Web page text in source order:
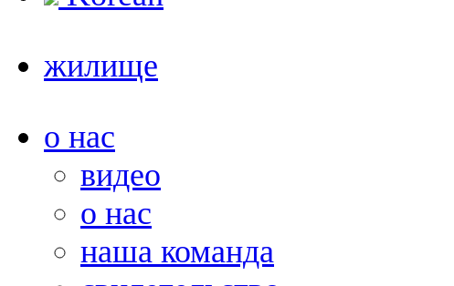
жилище
о нас
видео
о нас
наша команда